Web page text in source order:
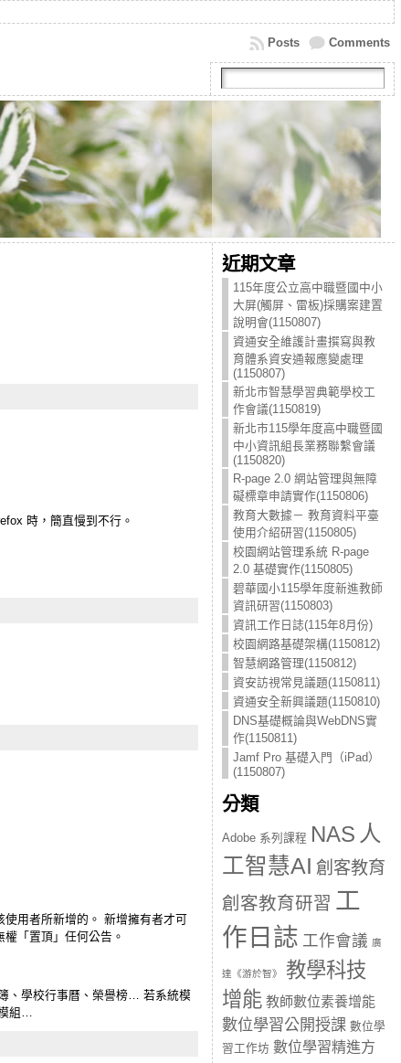
Comments
Posts
時，簡直慢到不行。
用者所新增的。 新增擁有者才可
「置頂」任何公告。
、學校行事曆、榮譽榜… 若系統模
組…
近期文章
115年度公立高中職暨國中小
大屏(觸屏、雷板)採購案建置
說明會(1150807)
資通安全維護計畫撰寫與教
育體系資安通報應變處理
(1150807)
新北市智慧學習典範學校工
作會議(1150819)
新北市115學年度高中職暨國
中小資訊組長業務聯繫會議
(1150820)
R-page 2.0 網站管理與無障
礙標章申請實作(1150806)
教育大數據－ 教育資料平臺
使用介紹研習(1150805)
校園網站管理系統 R-page
2.0 基礎實作(1150805)
碧華國小115學年度新進教師
資訊研習(1150803)
資訊工作日誌(115年8月份)
校園網路基礎架構(1150812)
智慧網路管理(1150812)
資安訪視常見議題(1150811)
資通安全新興議題(1150810)
DNS基礎概論與WebDNS實
作(1150811)
Jamf Pro 基礎入門（iPad）
(1150807)
分類
Adobe 系列課程 NAS 人
工智慧AI 創客教育
創客教育研習 工
作日誌 工作會議 廣
達《游於智》
教學科技
增能 教師數位素養增能
數位學習公開授課 數位學
習工作坊 數位學習精進方